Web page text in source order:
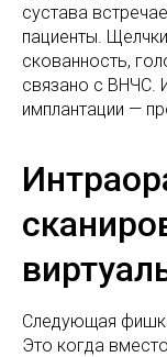
сустава
пациенты.
скованность,
связано с ВНЧС.
имплантации —
Следующая
Это когда